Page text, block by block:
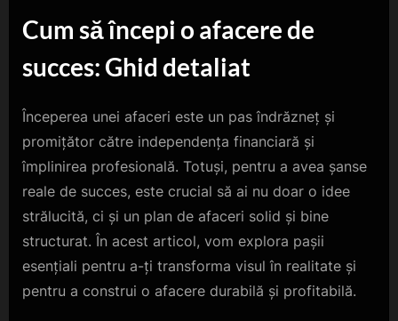
Succesului
Afaceri!
Cum să începi o afacere de
succes: Ghid detaliat
Începerea unei afaceri este un pas îndrăzneț și
promițător către independența financiară și
împlinirea profesională. Totuși, pentru a avea șanse
reale de succes, este crucial să ai nu doar o idee
strălucită, ci și un plan de afaceri solid și bine
structurat. În acest articol, vom explora pașii
esențiali pentru a-ți transforma visul în realitate și
pentru a construi o afacere durabilă și profitabilă.